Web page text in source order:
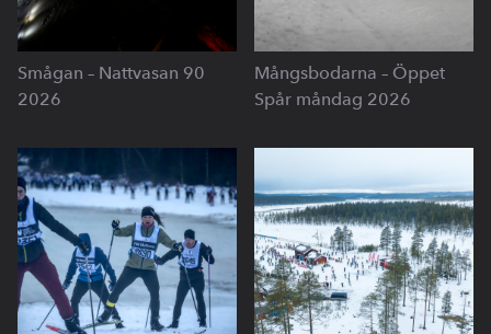
Smågan – Nattvasan 90
2026
Mångsbodarna – Öppet
Spår måndag 2026